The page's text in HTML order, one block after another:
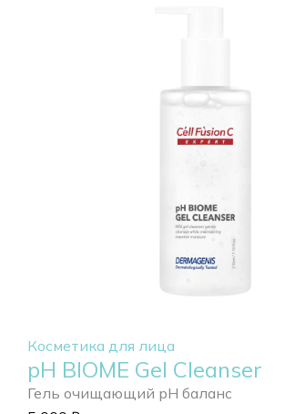
Косметика для лица
pH BIOME Gel Cleanser
Гель очищающий pH баланс